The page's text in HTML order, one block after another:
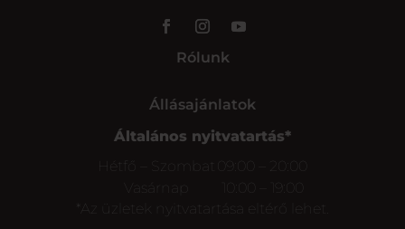
Rólunk
Állásajánlatok
Általános nyitvatartás*
Hétfő – Szombat
09:00 – 20:00
Vasárnap
*Az üzletek nyitvatartása eltérő lehet.